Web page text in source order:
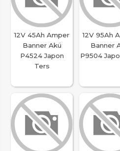
12V 45Ah Amper
Banner Akü
P4524 Japon
Ters
12V 95Ah
Banner
P9504